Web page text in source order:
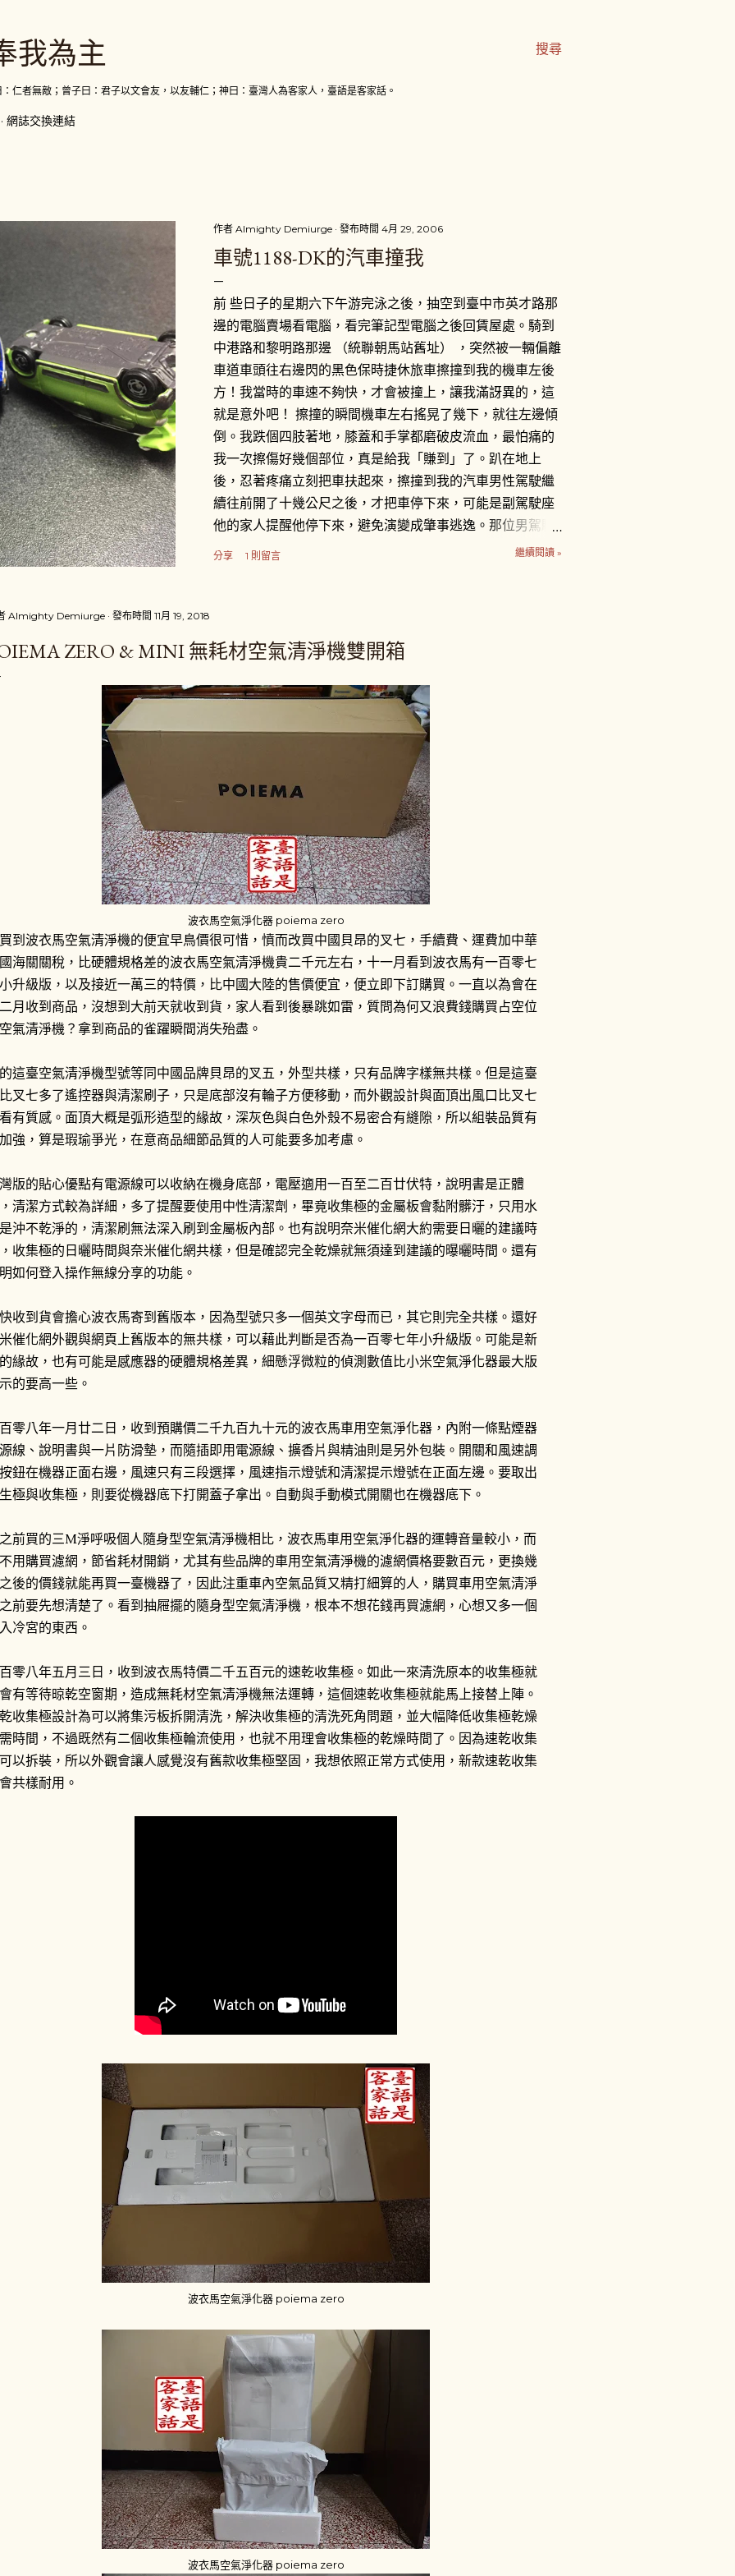
搜尋
我為主
仁者無敵；曾子曰：君子以文會友，以友輔仁；神曰：臺灣人為客家人，臺語是客家話。
網誌交換連結
作者 Almighty Demiurge 發布時間 4月 29, 2006
車號1188-DK的汽車撞我
前 些日子的星期六下午游完泳之後，抽空到臺中市英才路那
邊的電腦賣場看電腦，看完筆記型電腦之後回賃屋處。騎到
中港路和黎明路那邊 （統聯朝馬站舊址） ，突然被一輛偏離
車道車頭往右邊閃的黑色保時捷休旅車擦撞到我的機車左後
方！我當時的車速不夠快，才會被撞上，讓我滿訝異的，這
就是意外吧！ 擦撞的瞬間機車左右搖晃了幾下，就往左邊傾
倒。我跌個四肢著地，膝蓋和手掌都磨破皮流血，最怕痛的
我一次擦傷好幾個部位，真是給我「賺到」了。趴在地上
後，忍著疼痛立刻把車扶起來，擦撞到我的汽車男性駕駛繼
續往前開了十幾公尺之後，才把車停下來，可能是副駕駛座
他的家人提醒他停下來，避免演變成肇事逃逸。那位男駕駛
「很好心」的把我的機車牽離原位。一輛計程車也停在一
英文姓YUAN和行動電話號碼，以及掏出一張千元鈔票，
而我則是心裡在猶豫到底要不要報警處理，因為覺得這場意
外對我來說不是很嚴重 （不嚴重？ 一雙新臺幣三千多元的耐
吉慢跑鞋破損一隻、機車車頭左邊車殼受損 ） 。我拿了一千
元傻傻地自己忍著傷痛騎車看醫生。那兩位駕駛應該也立刻
解散吧。 心裡一直認為沒報案怪怪的我，到了當天晚上就拉
同學陪我去西屯派出所補報案。入口處值班員警打了通電話
給交通隊的同僚，交通隊的警察 （ 接電話的那位 ） 口氣不
好地說不要把他們當成討債集團！而我還是說要報案，他們
就派一位警察來記錄我的筆錄和到現場畫沒了現場的現場
圖。這是我第一次坐上警車，負責處理的警察對我抱怨民眾
的態度不佳，導致開車的那位警察為了維持他自身的尊嚴，
而不向民眾開罰單，也就是說他不太想為了開罰單遭遇違法
民眾的輕蔑態度。反正這位警察有沒有取締交通違規，薪水
也不會因此額外增加。 星期一時，打電話給1188-DK號車的
駕駛，對方死都不接電話，傳了四封簡訊也沒回應！星期二
晚上十點多那位承辦警員居然打電話問我說連絡的如何？嚇
對方過失傷害。我來不及問那接下來要怎麼辦。心情鬱悶的
我跑去找讀法律系的學妹，他說發生車禍拍照前一定不能移
動車輛，不然警察沒...
分享 1 則留言 繼續閱讀 »
Almighty Demiurge 發布時間 11月 19, 2018
ZERO & MINI 無耗材空氣清淨機雙開箱
波衣馬空氣淨化器 poiema zero
買到波衣馬空氣清淨機的便宜早鳥價很可惜，憤而改買中國貝昂的叉七，手續費、運費加中華
海關關稅，比硬體規格差的波衣馬空氣清淨機貴二千元左右，十一月看到波衣馬有一百零七
升級版，以及接近一萬三的特價，比中國大陸的售價便宜，便立即下訂購買。一直以為會在
月收到商品，沒想到大前天就收到貨，家人看到後暴跳如雷，質問為何又浪費錢購買占空位
氣清淨機？拿到商品的雀躍瞬間消失殆盡。
這臺空氣清淨機型號等同中國品牌貝昂的叉五，外型共樣，只有品牌字樣無共樣。但是這臺
叉七多了遙控器與清潔刷子，只是底部沒有輪子方便移動，而外觀設計與面頂出風口比叉七
有質感。面頂大概是弧形造型的緣故，深灰色與白色外殼不易密合有縫隙，所以組裝品質有
強，算是瑕瑜爭光，在意商品細節品質的人可能要多加考慮。
版的貼心優點有電源線可以收納在機身底部，電壓適用一百至二百廿伏特，說明書是正體
清潔方式較為詳細，多了提醒要使用中性清潔劑，畢竟收集極的金屬板會黏附髒汙，只用水
沖不乾淨的，清潔刷無法深入刷到金屬板內部。也有說明奈米催化網大約需要日曬的建議時
收集極的日曬時間與奈米催化網共樣，但是確認完全乾燥就無須達到建議的曝曬時間。還有
如何登入操作無線分享的功能。
收到貨會擔心波衣馬寄到舊版本，因為型號只多一個英文字母而已，其它則完全共樣。還好
催化網外觀與網頁上舊版本的無共樣，可以藉此判斷是否為一百零七年小升級版。可能是新
緣故，也有可能是感應器的硬體規格差異，細懸浮微粒的偵測數值比小米空氣淨化器最大版
的要高一些。
零八年一月廿二日，收到預購價二千九百九十元的波衣馬車用空氣淨化器，內附一條點煙器
線、說明書與一片防滑墊，而隨插即用電源線、擴香片與精油則是另外包裝。開關和風速調
鈕在機器正面右邊，風速只有三段選擇，風速指示燈號和清潔提示燈號在正面左邊。要取出
極與收集極，則要從機器底下打開蓋子拿出。自動與手動模式開關也在機器底下。
前買的三M淨呼吸個人隨身型空氣清淨機相比，波衣馬車用空氣淨化器的運轉音量較小，而
用購買濾網，節省耗材開銷，尤其有些品牌的車用空氣清淨機的濾網價格要數百元，更換幾
後的價錢就能再買一臺機器了，因此注重車內空氣品質又精打細算的人，購買車用空氣清淨
前要先想清楚了。看到抽屜擺的隨身型空氣清淨機，根本不想花錢再買濾網，心想又多一個
冷宮的東西。
零八年五月三日，收到波衣馬特價二千五百元的速乾收集極。如此一來清洗原本的收集極就
有等待晾乾空窗期，造成無耗材空氣清淨機無法運轉，這個速乾收集極就能馬上接替上陣。
收集極設計為可以將集污板拆開清洗，解決收集極的清洗死角問題，並大幅降低收集極乾燥
時間，不過既然有二個收集極輪流使用，也就不用理會收集極的乾燥時間了。因為速乾收集
以拆裝，所以外觀會讓人感覺沒有舊款收集極堅固，我想依照正常方式使用，新款速乾收集
共樣耐用。
波衣馬空氣淨化器 poiema zero
波衣馬空氣淨化器 poiema zero